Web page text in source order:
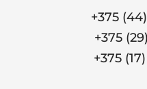
+375
+375
+375